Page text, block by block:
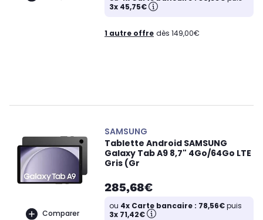
3x 45,75€
1 autre offre dès 149,00€
Comparer
SAMSUNG
Tablette Android SAMSUNG
Galaxy Tab A9 8,7" 4Go/64Go LTE
Gris (Gr
285,68€
ou 4x Carte bancaire : 78,56€puis
3x 71,42€